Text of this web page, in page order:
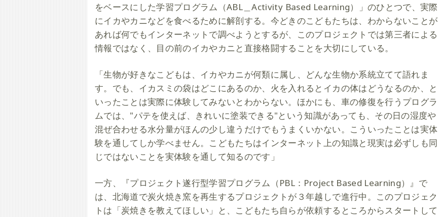
をベースにした学習プログラム（ABL＿Activity Based Learning）」のひとつで、実際
にイカやカニなどを食べるために解剖する。今どきのこどもたちは、わからないことが
あれば何でもインターネットで調べようとするが、このプロジェクトでは第三者による
情報ではなく、目の前のイカやカニと直接格闘することを大切にしている。
「生物が好きなこどもは、イカやカニが何類に属し、どんな生物か系統立てて語れま
す。でも、イカスミの袋はどこにあるのか、火を入れるとイカの体はどうなるのか、と
いったことは実際に体験してみないとわからない。ほかにも、車の修復を行うプログラ
ムでは、"パテを使えば、きれいに塗装できる"という知識があっても、その日の湿度や
混ぜ合わせる水分量がほんの少し違うだけでもうまくいかない。こういったことは実体
験を通してしか学べません。こどもたちはインターネット上の知識と現実は必ずしも同
じではないことを実体験を通して知るのです」
一方、『プロジェクト遂行型学習プログラム（PBL：Project Based Learning）』で
は、北海道で炭火焼き窯を再生するプロジェクトが３年越しで進行中。このプロジェク
トは「炭焼きを教えてほしい」と、こどもたち自らが依頼するところからスタートして